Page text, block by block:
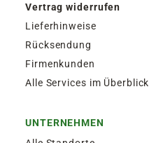
Vertrag widerrufen
Lieferhinweise
Rücksendung
Firmenkunden
Alle Services im Überblick
UNTERNEHMEN